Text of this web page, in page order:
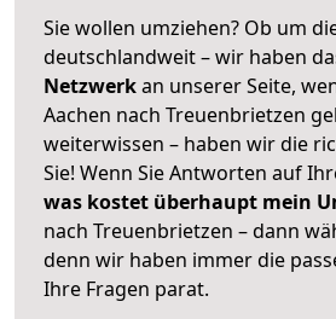
Sie wollen umziehen? Ob um
deutschlandweit – wir haben
Netzwerkan unserer Seite,
Aachen nach Treuenbrietzen
weiterwissen – haben wir die
Sie! Wenn Sie Antworten auf
was kostet überhaupt mein
nach Treuenbrietzen – dann
denn wir haben immer die
Ihre Fragen parat.